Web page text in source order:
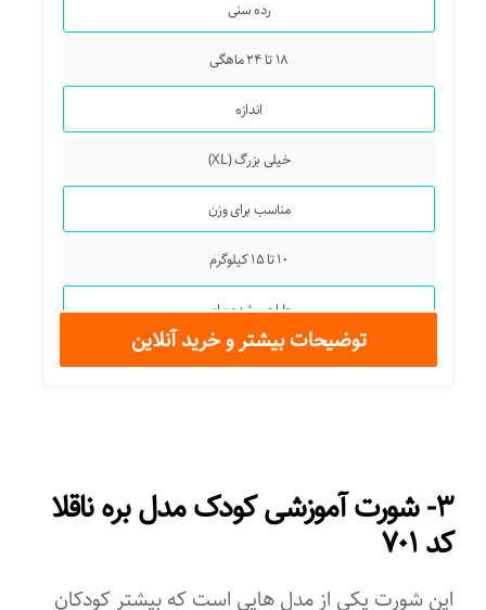
رده سنی
۱۸ تا ۲۴ ماهگی
اندازه
خیلی بزرگ (XL)
مناسب برای وزن
۱۰ تا ۱۵ کیلوگرم
طراحی شده برای
تعداد کالا در بسته
توضیحات بیشتر و خرید آنلاین
۳- شورت آموزشی کودک مدل بره ناقلا
کد ۷۰۱
این شورت یکی از مدل هایی است که بیشتر کودکان